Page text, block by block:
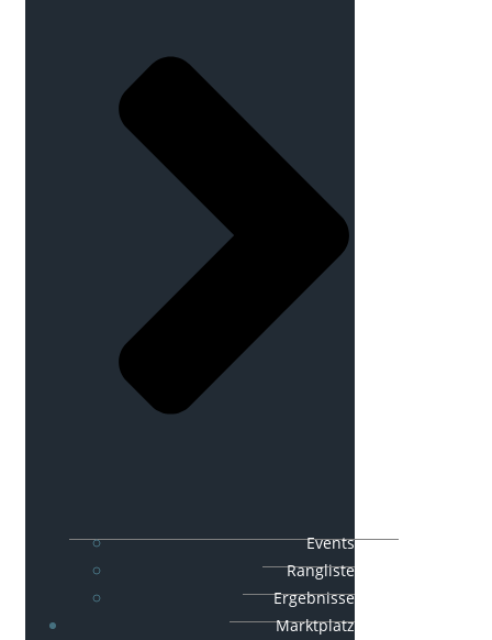
Events
Rangliste
Ergebnisse
Marktplatz